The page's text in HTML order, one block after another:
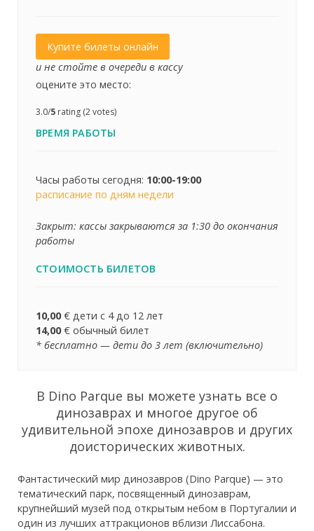
Купите билеты онлайн
и не стойте в очереди в кассу
оцените это место:
3.0/5 rating (2 votes)
ВРЕМЯ РАБОТЫ
Часы работы сегодня: 10:00-19:00
расписание по дням недели
Закрыт: кассы закрываются за 1:30 до окончания
работы
СТОИМОСТЬ БИЛЕТОВ
10,00€ дети с 4 до 12 лет
14,00€ обычный билет
* бесплатно — дети до 3 лет (включительно)
В Dino Parque вы можете узнать все о
динозаврах и многое другое об
удивительной эпохе динозавров и других
доисторических животных.
Фантастический мир динозавров (Dino Parque) — это
тематический парк, посвященный динозаврам,
крупнейший музей под открытым небом в Португалии и
один из лучших аттракционов вблизи Лиссабона.